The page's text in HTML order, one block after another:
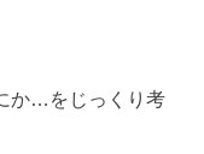
か…をじっくり考